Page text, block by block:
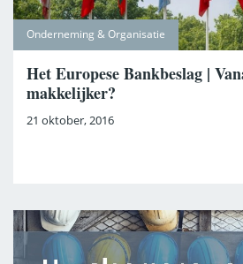
Onderneming & Organisatie
Het Europese Bankbeslag |
makkelijker?
21 oktober, 2016